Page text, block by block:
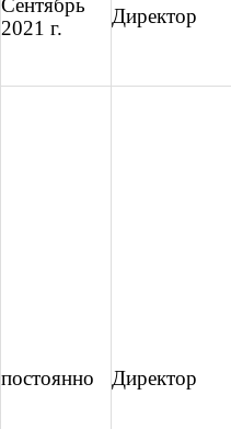
Сентябрь
2021 г.
Директор
постоянно Директор